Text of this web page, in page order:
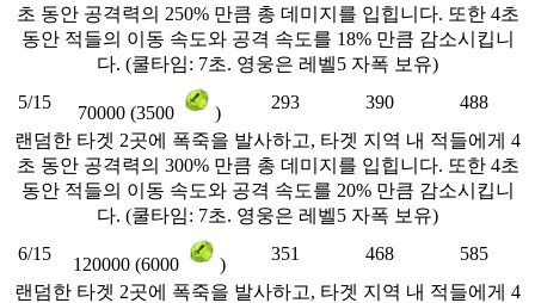
초 동안 공격력의 250% 만큼 총 데미지를 입힙니다. 또한 4초
동안 적들의 이동 속도와 공격 속도를 18% 만큼 감소시킵니
다. (쿨타임: 7초. 영웅은 레벨5 자폭 보유)
5/15
70000 (3500 )
293 390
488
랜덤한 타겟 2곳에 폭죽을 발사하고, 타겟 지역 내 적들에게 4
초 동안 공격력의 300% 만큼 총 데미지를 입힙니다. 또한 4초
동안 적들의 이동 속도와 공격 속도를 20% 만큼 감소시킵니
다. (쿨타임: 7초. 영웅은 레벨5 자폭 보유)
6/15
120000 (6000 )
351 468
585
랜덤한 타겟 2곳에 폭죽을 발사하고, 타겟 지역 내 적들에게 4